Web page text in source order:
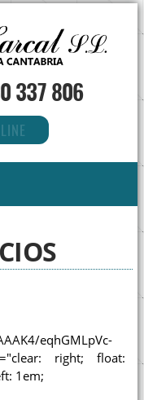
337 806
eqhGMLpVc-
right; float:
1em;